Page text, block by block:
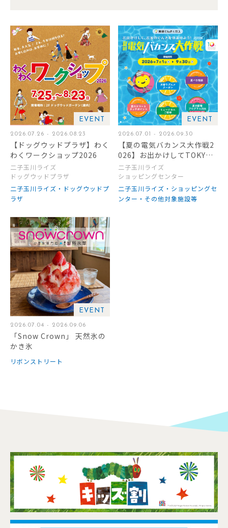
EVENT
2026.07.26 - 2026.08.23
【ドッグウッドプラザ】わく
わくワークショップ2026
二子玉川ライズ
ドッグウッドプラザ
二子玉川ライズ・ドッグウッドプ
ラザ
EVENT
2026.07.01 - 2026.09.30
【夏の電気バカンス大作戦2
026】お出かけしてTOKYU
POINTをもらおう！
二子玉川ライズ
ショッピングセンター
二子玉川ライズ・ショッピングセ
ンター・その他対象施設等
EVENT
2026.07.04 - 2026.09.06
「Snow Crown」 天然氷の
かき氷
リボンストリート